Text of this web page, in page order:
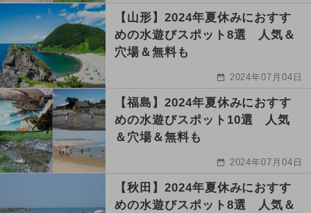
【山形】2024年夏休みにおすす
めの水遊びスポット8選 人気＆
穴場＆無料も
2024年07月04日
【福島】2024年夏休みにおすす
めの水遊びスポット10選 人気
＆穴場＆無料も
2024年07月04日
【秋田】2024年夏休みにおすす
めの水遊びスポット8選 人気＆